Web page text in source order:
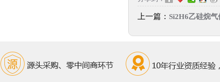
上一篇： Si2H6乙硅烷